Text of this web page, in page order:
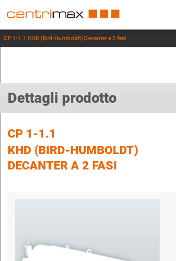
CP 1-1.1 KHD (Bird-Humboldt) Decanter a 2 fasi
Dettagli prodotto
CP 1-1.1
KHD (BIRD-HUMBOLDT)
DECANTER A 2 FASI